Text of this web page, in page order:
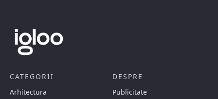
CATEGORII
Arhitectura
DESPRE
Publicitate